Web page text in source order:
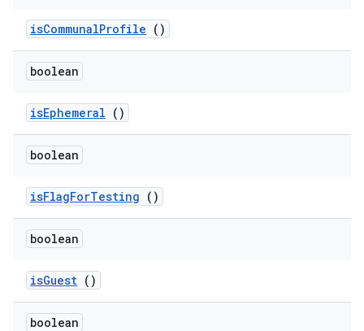
isCommunalProfile ()
boolean
isEphemeral ()
boolean
isFlagForTesting ()
boolean
isGuest ()
boolean